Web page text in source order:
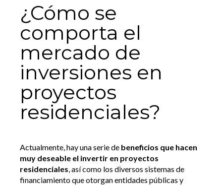
¿Cómo se
comporta el
mercado de
inversiones en
proyectos
residenciales?
Actualmente, hay una serie de beneficios que hacen
muy deseable el invertir en proyectos
residenciales, así como los diversos sistemas de
financiamiento que otorgan entidades públicas y